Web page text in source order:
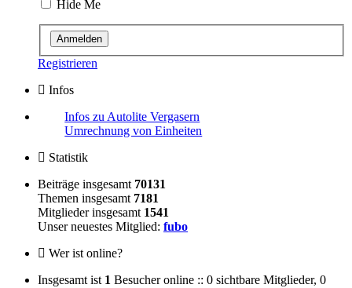
Hide Me
Registrieren
Infos
Infos zu Autolite Vergasern
Umrechnung von Einheiten
Statistik
Beiträge insgesamt 70131
Themen insgesamt 7181
Mitglieder insgesamt 1541
Unser neuestes Mitglied: fubo
Wer ist online?
Insgesamt ist 1 Besucher online :: 0 sichtbare Mitglieder, 0